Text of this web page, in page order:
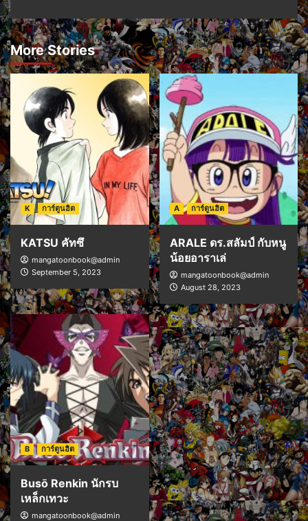
More Stories
K การ์ตูนฮิต
KATSU คัทซึ
mangatoonbook@admin
September 5, 2023
A การ์ตูนฮิต
ARALE ดร.สลัมป์ กับหนู
น้อยอาราเล่
mangatoonbook@admin
August 28, 2023
B การ์ตูนฮิต
Busō Renkin นักรบ
เหล็กเทวะ
mangatoonbook@admin